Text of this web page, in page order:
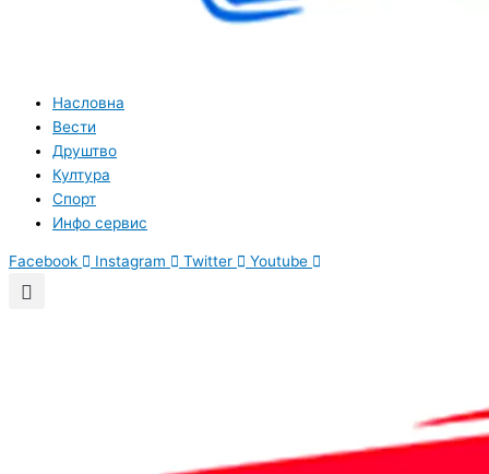
Насловна
Вести
Друштво
Култура
Спорт
Инфо сервис
Facebook Instagram Twitter Youtube